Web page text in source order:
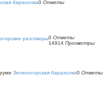
барахолка0 Ответы
разговоры0 Ответы
14914 Просмотры
Зеленогорская барахолка0 Ответы